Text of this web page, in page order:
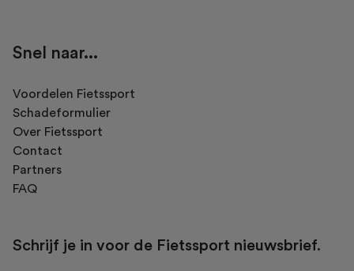
Snel naar...
Voordelen Fietssport
Schadeformulier
Over Fietssport
Contact
Partners
FAQ
Schrijf je in voor de Fietssport nieuwsbrief.